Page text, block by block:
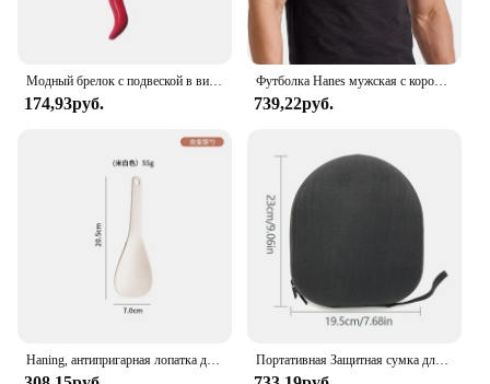
174,93руб.
Футболка Hanes мужская с коротким рукавом и графическим принтом, 100% хлопок
739,22руб.
Портативная Защитная сумка для наушников, дорожная сумка для наушников, чехол для наушников WH CH710N TUNE 750BTNC/T700BT